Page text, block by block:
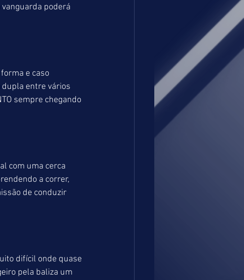
vanguarda poderá
e caso
entre vários
sempre chegando
com uma cerca
a correr,
de conduzir
difícil onde quase
pela baliza um